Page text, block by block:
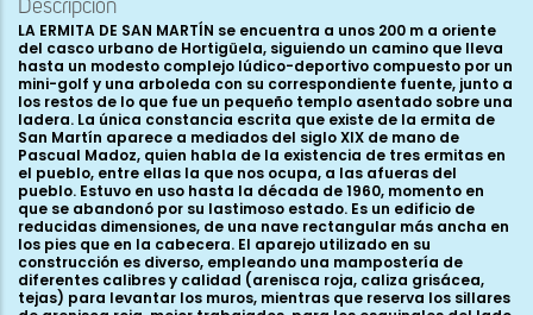
Descripción
LA ERMITA DE SAN MARTÍN se encuentra a unos 200 m a oriente
del casco urbano de Hortigüela, siguiendo un camino que lleva
hasta un modesto complejo lúdico-deportivo compuesto por un
mini-golf y una arboleda con su correspondiente fuente, junto a
los restos de lo que fue un pequeño templo asentado sobre una
ladera. La única constancia escrita que existe de la ermita de
San Martín aparece a mediados del siglo XIX de mano de
Pascual Madoz, quien habla de la existencia de tres ermitas en
el pueblo, entre ellas la que nos ocupa, a las afueras del
pueblo. Estuvo en uso hasta la década de 1960, momento en
que se abandonó por su lastimoso estado. Es un edificio de
reducidas dimensiones, de una nave rectangular más ancha en
los pies que en la cabecera. El aparejo utilizado en su
construcción es diverso, empleando una mampostería de
diferentes calibres y calidad (arenisca roja, caliza grisácea,
tejas) para levantar los muros, mientras que reserva los sillares